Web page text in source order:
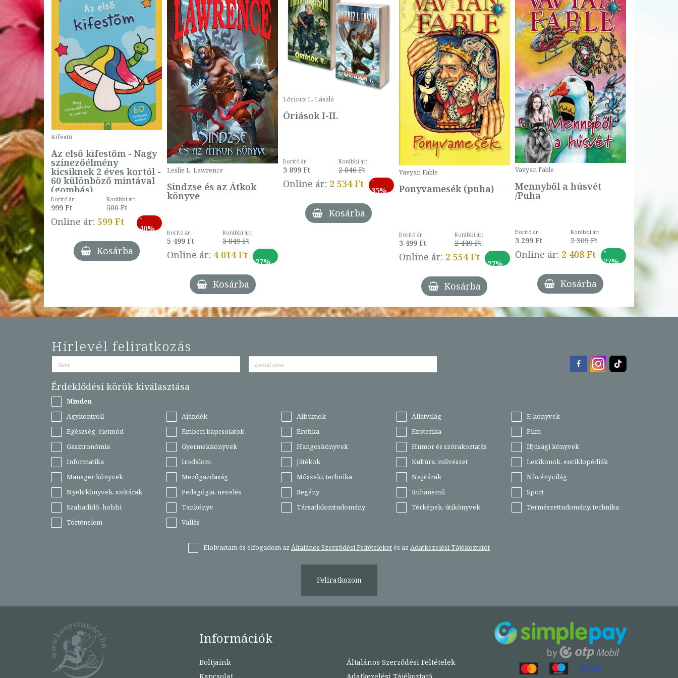
-
ár:
Ft
Ft
-
27%
Kifestő
Az első kifestőm - Nagy
színezőélmény
kicsiknek 2 éves kortól -
60 különböző mintával
(gombás)
Borító ár:
999 Ft
Korábbi ár:
500 Ft
Online ár: 599 Ft
-
40%
Kosárba
Leslie L. Lawrence
Sindzse és az Átkok
könyve
Borító ár:
5 499 Ft
Korábbi ár:
3 849 Ft
Online ár: 4 014 Ft
-
27%
Kosárba
Lőrincz L. László
Óriások I-II.
Borító ár:
3 899 Ft
Korábbi ár:
2 846 Ft
Online ár: 2 534 Ft
-
35%
Kosárba
Vavyan Fable
Ponyvamesék (puha)
Borító ár:
3 499 Ft
Korábbi ár:
2 449 Ft
Online ár: 2 554 Ft
-
27%
Kosárba
Vavyan Fable
Mennyből a húsvét
/Puha
Borító ár:
3 299 Ft
Korábbi ár:
2 309 Ft
Online ár: 2 408 Ft
-
27%
Kosárba
Hírlevél feliratkozás
Érdeklődési körök kiválasztása
Minden
Agykontroll
Ajándék Albumok Állatvilág
E-könyvek
Egészség, életmód
Emberi kapcsolatok Erotika Ezoterika
Film
Gasztronómia
Gyermekkönyvek Hangoskönyvek Humor és szórakoztatás
Ifjúsági könyvek
Informatika
Irodalom Játékok Kultúra, művészet
Lexikonok, enciklopédiák
Manager könyvek
Mezőgazdaság Műszaki, technika Naptárak
Növényvilág
Nyelvkönyvek, szótárak
Pedagógia, nevelés Regény Ruhanemű
Sport
Szabadidő, hobbi
Tankönyv Társadalomtudomány Térképek, útikönyvek
Természettudomány, technika
Történelem
Vallás
Elolvastam és elfogadom az Általános Szerződési Feltételeketés az Adatkezelési Tájékoztatót
Feliratkozom
Információk
Boltjaink
Kapcsolat
Általános Szerződési Feltételek
Adatkezelési Tájékoztató